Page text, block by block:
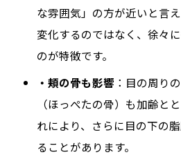
な雰囲気」の方が近いと言
変化するのではなく、徐々
のが特徴です。
・頬の骨も影響 ：目の周り
（ほっぺたの骨）も加齢と
れにより、さらに目の下の
ることがあります。